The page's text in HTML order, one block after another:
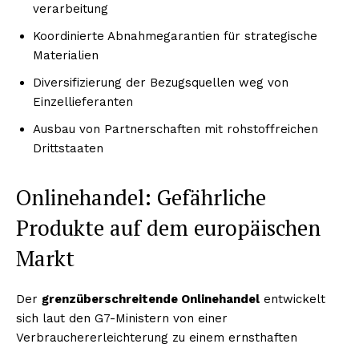
verarbeitung
Koordinierte Abnahmegarantien für strategische
Materialien
Diversifizierung der Bezugsquellen weg von
Einzellieferanten
Ausbau von Partnerschaften mit rohstoffreichen
Drittstaaten
Onlinehandel: Gefährliche
Produkte auf dem europäischen
Markt
Der grenzüberschreitende Onlinehandel entwickelt
sich laut den G7-Ministern von einer
Verbrauchererleichterung zu einem ernsthaften